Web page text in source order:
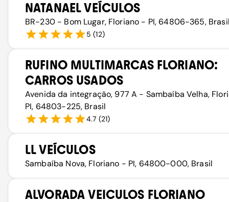
NATANAEL VEÍCULOS
BR-230 - Bom Lugar, Floriano - PI, 64806-365, Brasil
5 (12)
RUFINO MULTIMARCAS FLORIANO:
CARROS USADOS
Avenida da integração, 977 A - Sambaíba Velha,
PI, 64803-225, Brasil
4.7 (21)
LL VEÍCULOS
Sambaíba Nova, Floriano - PI, 64800-000, Brasil
ALVORADA VEICULOS FLORIANO